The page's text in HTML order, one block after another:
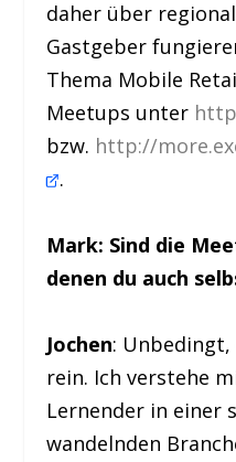
daher über
Gastgeber
Thema Mobile
Meetups unter
bzw. http://
.
Mark: Sind die
denen du auch
Jochen:
rein. Ich verstehe
Lernender in einer
wandelnden